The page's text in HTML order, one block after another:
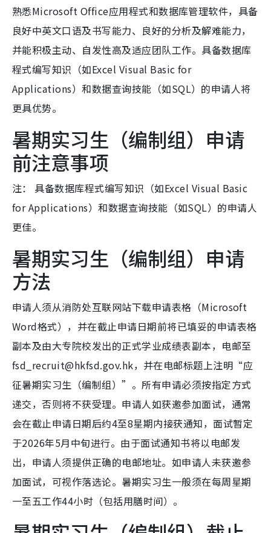
熟悉Microsoft Office应用程式和数据库管理软件，具备
良好中英文口语及书写能力、良好的分析及解难能力，
并能积极主动、自发性高及适应团队工作。具备数据库
程式编写知识（如Excel Visual Basic for
Applications）和数据查询技能（如SQL）的申请人将
更具优势。
暑期实习生（编制组）申请
前注意事项
注： 具备数据库程式编写知识（如Excel Visual Basic
for Applications）和数据查询技能（如SQL）的申请人
更佳。
暑期实习生（编制组）申请
方法
申请人须从消防处互联网站下载申请表格（Microsoft
Word格式），并在截止申请日期前将已填妥的申请表格
副本及由大专院校发出的正式学业成绩表副本，电邮至
fsd_recruit@hkfsd.gov.hk，并在电邮标题上注明“应
征暑期实习生（编制组）”。所有申请必须按指定方式
递交，否则将不获受理。申请人如获邀参加面试，通常
会在截止申请日期后约4至8星期内接获通知，面试暂定
于2026年5月中旬进行。由于面试通知书将以电邮发
出，申请人须提供正确的电邮地址。如申请人未获邀参
加面试，可视作落选论。暑期实习生一般须在每周星期
一至五工作44小时（包括用膳时间）。